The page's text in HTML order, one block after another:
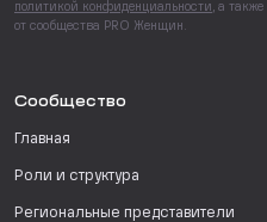
политикой конфиденциальности , а также
от сообщества PRO Женщин.
Сообщество
Главная
Роли и структура
Региональные представители